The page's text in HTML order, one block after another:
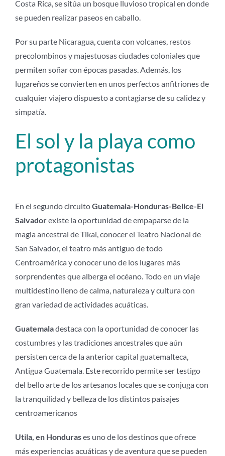
Costa Rica, se sitúa un bosque lluvioso tropical en donde
se pueden realizar paseos en caballo.
Por su parte Nicaragua, cuenta con volcanes, restos
precolombinos y majestuosas ciudades coloniales que
permiten soñar con épocas pasadas. Además, los
lugareños se convierten en unos perfectos anfitriones de
cualquier viajero dispuesto a contagiarse de su calidez y
simpatía.
El sol y la playa como
protagonistas
En el segundo circuitoGuatemala-Honduras-Belice-El
Salvadorexiste la oportunidad de empaparse de la
magia ancestral de Tikal, conocer el Teatro Nacional de
San Salvador, el teatro más antiguo de todo
Centroamérica y conocer uno de los lugares más
sorprendentes que alberga el océano. Todo en un viaje
multidestino lleno de calma, naturaleza y cultura con
gran variedad de actividades acuáticas.
Guatemaladestaca con la oportunidad de conocer las
costumbres y las tradiciones ancestrales que aún
persisten cerca de la anterior capital guatemalteca,
Antigua Guatemala. Este recorrido permite ser testigo
del bello arte de los artesanos locales que se conjuga con
la tranquilidad y belleza de los distintos paisajes
centroamericanos
Utila, en Hondurases uno de los destinos que ofrece
más experiencias acuáticas y de aventura que se pueden